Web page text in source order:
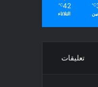
℃
42
℃
الثلاثاء
تعليقات